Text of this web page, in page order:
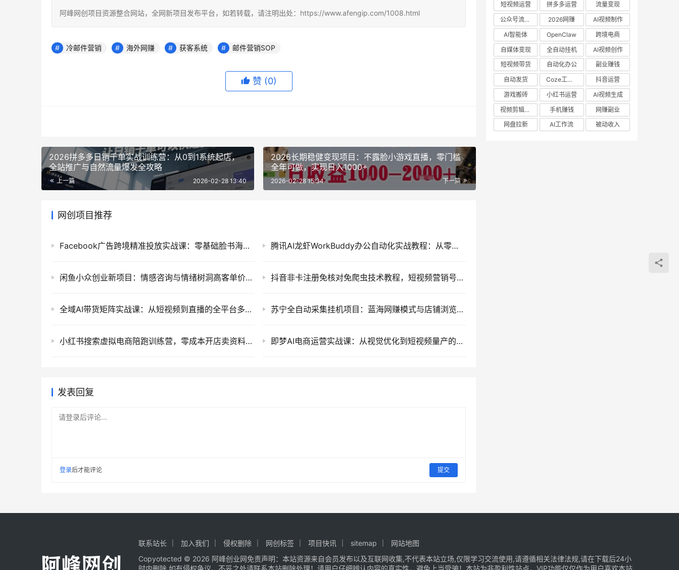
阿峰网创项目资源整合网站，全网新项目发布平台，如若转载，请注明出处：https://www.afengip.com/1008.html
冷邮件营销 海外网赚 获客系统 邮件营销SOP
赞 (0)
2026拼多多日销千单实战训练营：从0到1系统起店，
全站推广与自然流量爆发全攻略
上一篇 2026-02-28 13:40
2026长期稳健变现项目：不露脸小游戏直播，零门槛
全年可做，实现日入1000+
下一篇
2026-02-28 15:34
网创项目推荐
Facebook广告跨境精准投放实战课：零基础脸书海外广告账户搭建、受众优化与稳定变现教程 腾讯AI龙虾WorkBuddy办公自动化实战教程：从零基础数字员工部署到AI高效办公全场景指南
闲鱼小众创业新项目：情感咨询与情绪树洞高客单价私域变现运营教程 抖音非卡注册免核对免爬虫技术教程，短视频营销号批量搭建与SEO实战指南
全域AI带货矩阵实战课：从短视频到直播的全平台多矩阵运营破局指南 苏宁全自动采集挂机项目：蓝海网赚模式与店铺浏览权重推广实操揭秘
小红书搜索虚拟电商陪跑训练营，零成本开店卖资料与全自动发货矩阵项目教程 即梦AI电商运营实战课：从视觉优化到短视频量产的一站式图文视频文案解决方案
发表回复
请登录后评论...
登录后才能评论 提交
短视频运营
拼多多运营
流量变现
公众号流量主
2026网赚
AI视频制作
AI智能体
OpenClaw
跨境电商
自媒体变现
全自动挂机
AI视频创作
短视频带货
自动化办公
副业赚钱
自动发货
Coze工作流
抖音运营
游戏搬砖
小红书运营
AI视频生成
视频剪辑教程
手机赚钱
网赚副业
网盘拉新
AI工作流 被动收入
联系站长 加入我们 侵权删除 网创标签 项目快讯 sitemap
网站地图
Copyotected © 2026 阿峰创业网免责声明：本站资源来自会员发布以及互联网收集,不代表本站立场,仅限学习交流使用,请遵循相关法律法规,请在下载后24小
时内删除.如有侵权争议、不妥之处请联系本站删除处理！请用户仔细辨认内容的真实性，避免上当受骗！本站为非盈利性站点，VIP功能仅仅作为用户喜欢本站